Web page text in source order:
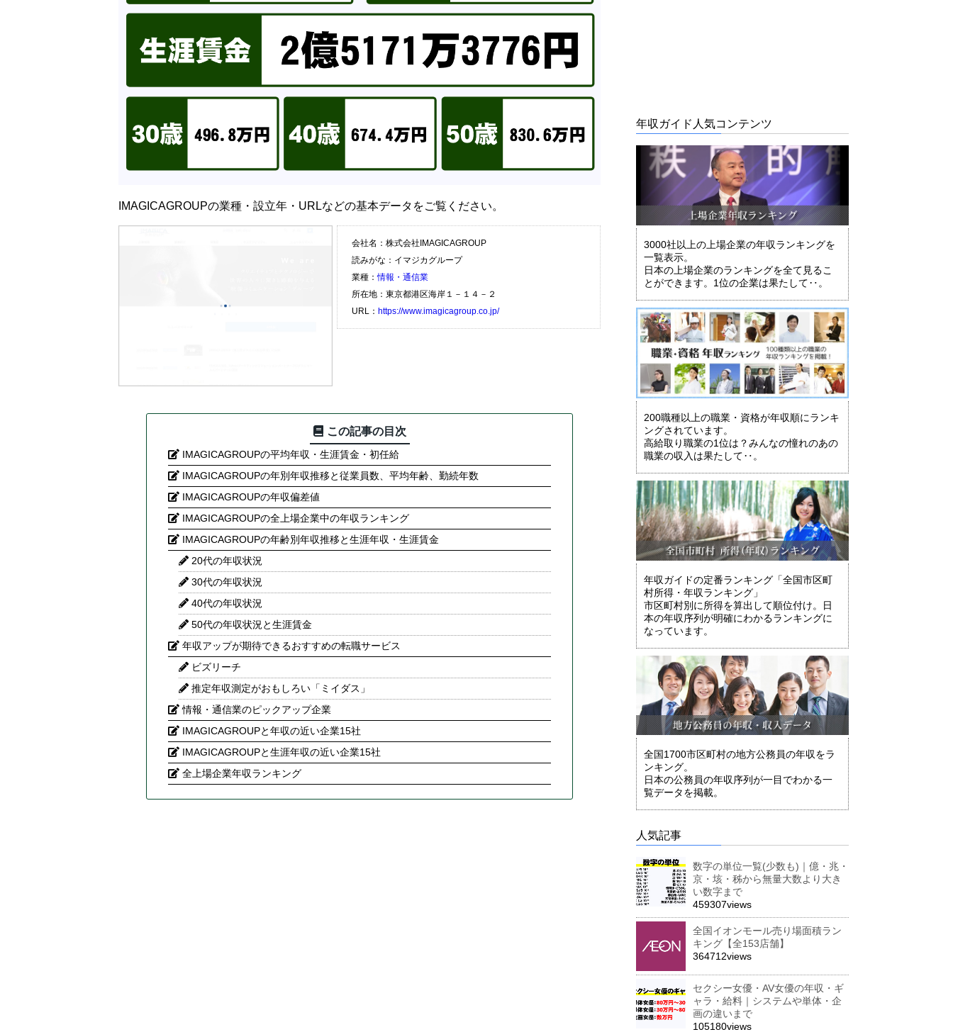
IMAGICAGROUPの業種・設立年・URLなどの基本データをご覧ください。
会社名：株式会社IMAGICAGROUP
読みがな：イマジカグループ
業種：情報・通信業
所在地：東京都港区海岸１－１４－２
URL： https://www.imagicagroup.co.jp/
この記事の目次
IMAGICAGROUPの平均年収・生涯賃金・初任給
IMAGICAGROUPの年別年収推移と従業員数、平均年齢、勤続年数
IMAGICAGROUPの年収偏差値
IMAGICAGROUPの全上場企業中の年収ランキング
IMAGICAGROUPの年齢別年収推移と生涯年収・生涯賃金
20代の年収状況
30代の年収状況
40代の年収状況
50代の年収状況と生涯賃金
年収アップが期待できるおすすめの転職サービス
ビズリーチ
推定年収測定がおもしろい「ミイダス」
情報・通信業のピックアップ企業
IMAGICAGROUPと年収の近い企業15社
IMAGICAGROUPと生涯年収の近い企業15社
全上場企業年収ランキング
年収ガイド人気コンテンツ
3000社以上の上場企業の年収ランキングを
一覧表示。
日本の上場企業のランキングを全て見るこ
とができます。1位の企業は果たして‥。
200職種以上の職業・資格が年収順にランキ
ングされています。
高給取り職業の1位は？みんなの憧れのあの
職業の収入は果たして‥。
年収ガイドの定番ランキング「全国市区町
村所得・年収ランキング」
市区町村別に所得を算出して順位付け。日
本の年収序列が明確にわかるランキングに
なっています。
全国1700市区町村の地方公務員の年収をラ
ンキング。
日本の公務員の年収序列が一目でわかる一
覧データを掲載。
人気記事
数字の単位一覧(少数も)｜億・兆・
京・垓・秭から無量大数より大き
い数字まで
459307views
全国イオンモール売り場面積ラン
キング【全153店舗】
364712views
セクシー女優・AV女優の年収・ギ
ャラ・給料｜システムや単体・企
画の違いまで
105180views